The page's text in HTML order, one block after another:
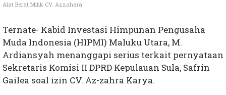
Alat Berat Milik CV. Azzahara
Ternate- Kabid Investasi Himpunan Pengusaha
Muda Indonesia (HIPMI) Maluku Utara, M.
Ardiansyah menanggapi serius terkait pernyataan
Sekretaris Komisi II DPRD Kepulauan Sula, Safrin
Gailea soal izin CV. Az-zahra Karya.